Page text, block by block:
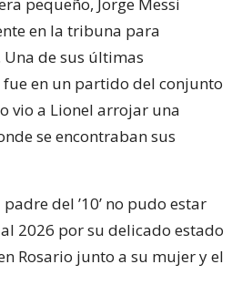
pequeño, Jorge Messi
en la tribuna para
de sus últimas
en un partido del conjunto
vio a Lionel arrojar una
se encontraban sus
del ’10’ no pudo estar
2026 por su delicado estado
Rosario junto a su mujer y el